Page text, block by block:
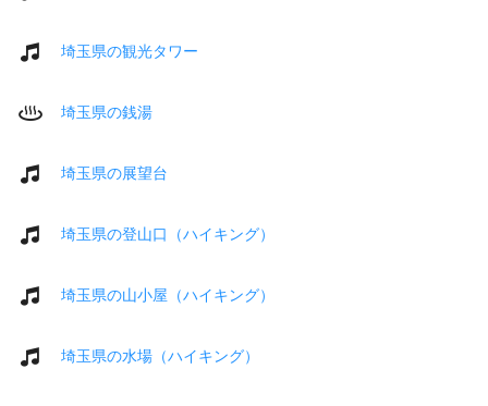
埼玉県の観光タワー
埼玉県の銭湯
埼玉県の展望台
埼玉県の登山口（ハイキング）
埼玉県の山小屋（ハイキング）
埼玉県の水場（ハイキング）